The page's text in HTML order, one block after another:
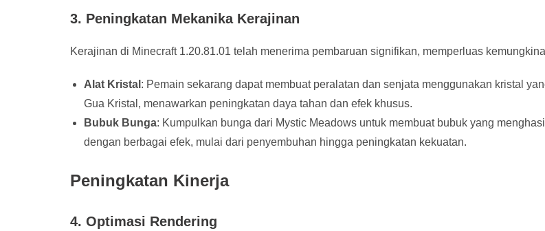
3. Peningkatan Mekanika Kerajinan
Kerajinan di Minecraft 1.20.81.01 telah menerima pembaruan signifikan, memperluas
Alat Kristal : Pemain sekarang dapat membuat peralatan dan senjata menggunakan kristal
Gua Kristal, menawarkan peningkatan daya tahan dan efek khusus.
Bubuk Bunga: Kumpulkan bunga dari Mystic Meadows untuk membuat bubuk yang
dengan berbagai efek, mulai dari penyembuhan hingga peningkatan kekuatan.
Peningkatan Kinerja
4. Optimasi Rendering